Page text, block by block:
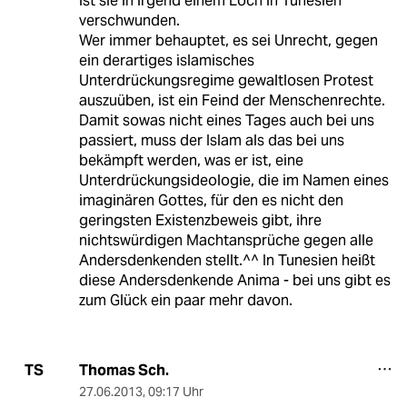
verschwunden.
Wer immer behauptet, es sei Unrecht, gegen
ein derartiges islamisches
Unterdrückungsregime gewaltlosen Protest
auszuüben, ist ein Feind der Menschenrechte.
Damit sowas nicht eines Tages auch bei uns
passiert, muss der Islam als das bei uns
bekämpft werden, was er ist, eine
Unterdrückungsideologie, die im Namen eines
imaginären Gottes, für den es nicht den
geringsten Existenzbeweis gibt, ihre
nichtswürdigen Machtansprüche gegen alle
Andersdenkenden stellt.^^ In Tunesien heißt
diese Andersdenkende Anima - bei uns gibt es
zum Glück ein paar mehr davon.
TS Thomas Sch.
27.06.2013, 09:17 Uhr